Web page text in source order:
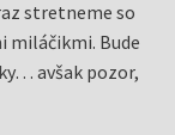
stretneme so
miláčikmi. Bude
avšak pozor,